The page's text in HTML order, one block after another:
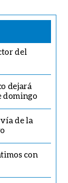
del
dejará
domingo
de la
con